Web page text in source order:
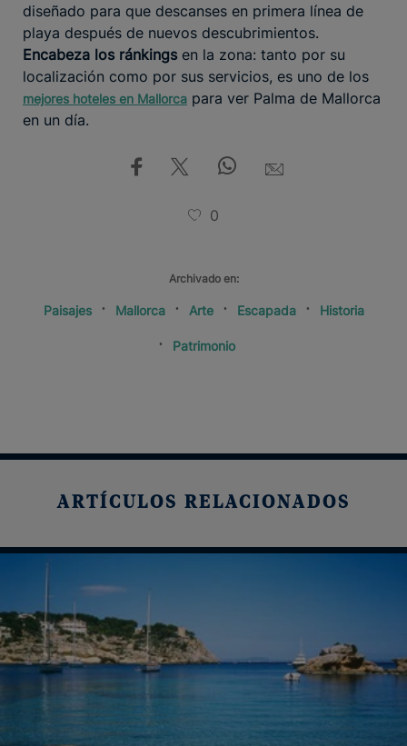
diseñado para que descanses en primera línea de
playa después de nuevos descubrimientos.
Encabeza los ránkings en la zona: tanto por su
localización como por sus servicios, es uno de los
mejores hoteles en Mallorca para ver Palma de Mallorca
en un día.
0
Archivado en:
Paisajes Mallorca Arte Escapada Historia
Patrimonio
ARTÍCULOS RELACIONADOS